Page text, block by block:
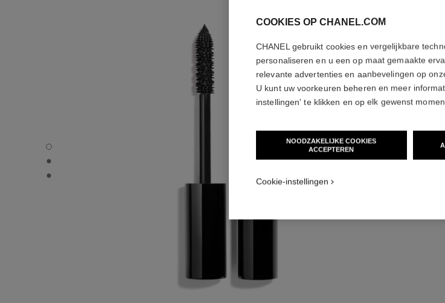
LE VOLUME ULTRA-NOIR DE CHANEL - Standaardweergave
LE VOLUME ULTRA-NOIR DE CHANEL - Alternatieve weergave 1
LE VOLUME ULTRA-NOIR DE CHANEL - Elementaire textuurweergave
COOKIES OP CHANEL.COM
CHANEL gebruikt cookies en vergelijkbare
personaliseren en u een op maat gemaakte
relevante advertenties en aanbevelingen op
U kunt uw voorkeuren beheren en meer
instellingen' te klikken en op elk gewenst
NOODZAKELIJKE COOKIES
ACCEPTEREN
Cookie-instellingen